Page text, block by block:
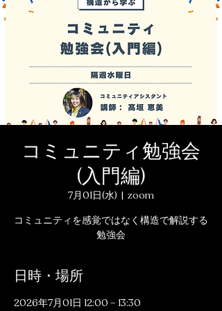
コミュニティ勉強会
(入門編)
7月01日(水)
  |
zoom
コミュニティを感覚ではなく構造で解説する
勉強会
日時・場所
2026年7月01日 12:00 – 13:30